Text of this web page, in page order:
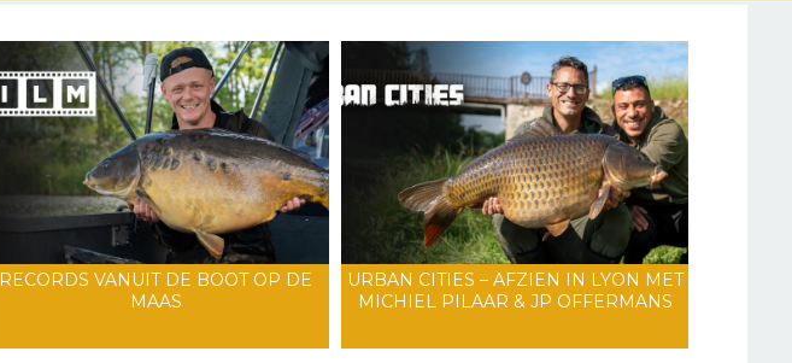
RECORDS VANUIT DE BOOT OP DE
MAAS
URBAN CITIES – AFZIEN IN LYON MET
MICHIEL PILAAR & JP OFFERMANS